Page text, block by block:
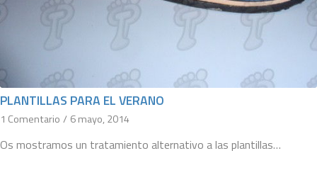
PLANTILLAS PARA EL VERANO
1 Comentario / 6 mayo, 2014
Os mostramos un tratamiento alternativo a las plantillas…